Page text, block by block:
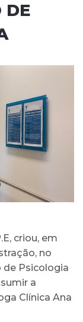
DE
criou, em
no
de Psicologia
a
Clínica Ana